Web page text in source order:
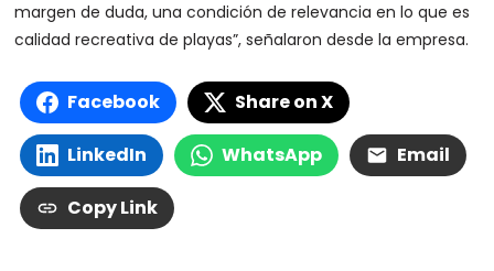
margen de duda, una condición de relevancia en lo que es
calidad recreativa de playas”, señalaron desde la empresa.
Facebook Share on X
LinkedIn WhatsApp Email
Copy Link